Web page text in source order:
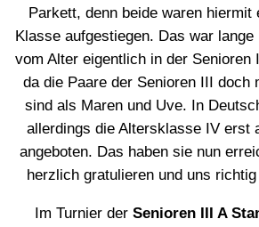
Parkett, denn beide waren hiermit
Klasse aufgestiegen. Das war
vom Alter eigentlich in der Senioren
da die Paare der Senioren III doch
sind als Maren und Uve. In
allerdings die Altersklasse IV erst
angeboten. Das haben sie nun
herzlich gratulieren und uns
Im Turnier der Senioren III A